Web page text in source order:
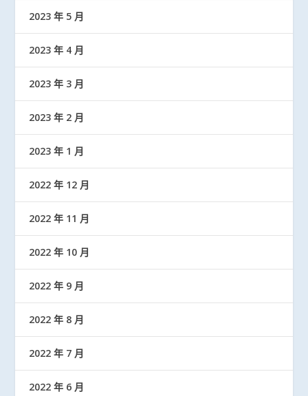
2023 年 5 月
2023 年 4 月
2023 年 3 月
2023 年 2 月
2023 年 1 月
2022 年 12 月
2022 年 11 月
2022 年 10 月
2022 年 9 月
2022 年 8 月
2022 年 7 月
2022 年 6 月